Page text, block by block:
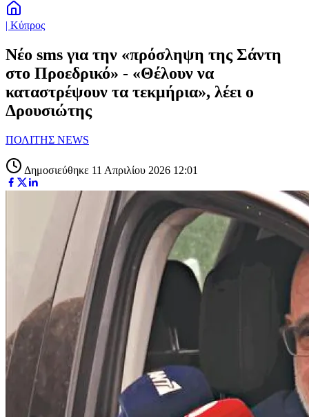
| Κύπρος
Νέο sms για την «πρόσληψη της Σάντη
στο Προεδρικό» - «Θέλουν να
καταστρέψουν τα τεκμήρια», λέει ο
Δρουσιώτης
ΠΟΛΙΤΗΣ NEWS
Δημοσιεύθηκε 11 Απριλίου 2026 12:01